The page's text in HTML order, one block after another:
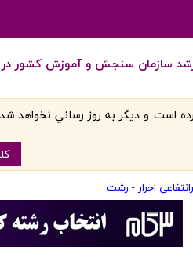
سازمان سنجش و آموزش کشور
است و ديگر به روز رساني نخواهد
احرار - رشت